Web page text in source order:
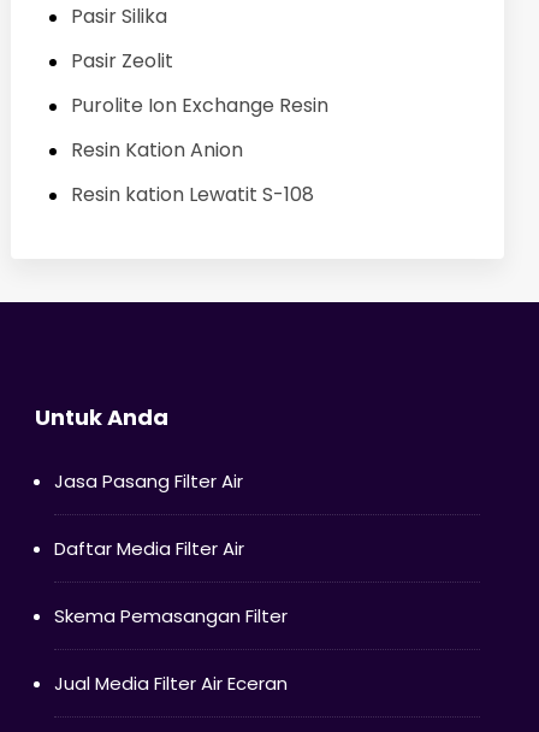
Pasir Silika
Pasir Zeolit
Purolite Ion Exchange Resin
Resin Kation Anion
Resin kation Lewatit S-108
Untuk Anda
Jasa Pasang Filter Air
Daftar Media Filter Air
Skema Pemasangan Filter
Jual Media Filter Air Eceran